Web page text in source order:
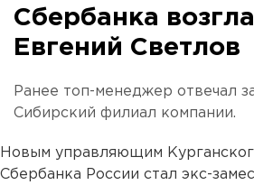
Сбербанка
Евгений Светлов
Ранее топ-менеджер отвечал
Сибирский филиал компании.
Новым управляющим
Сбербанка России стал экс-